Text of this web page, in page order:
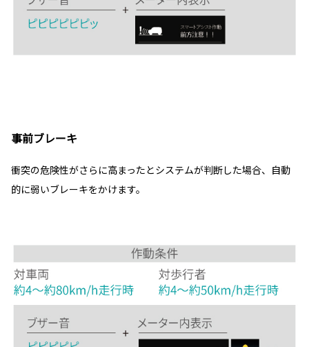
事前ブレーキ
衝突の危険性がさらに高まったとシステムが判断した場合、自動
的に弱いブレーキをかけます。